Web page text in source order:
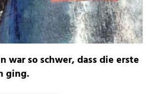
war so schwer, dass die erste
ging.